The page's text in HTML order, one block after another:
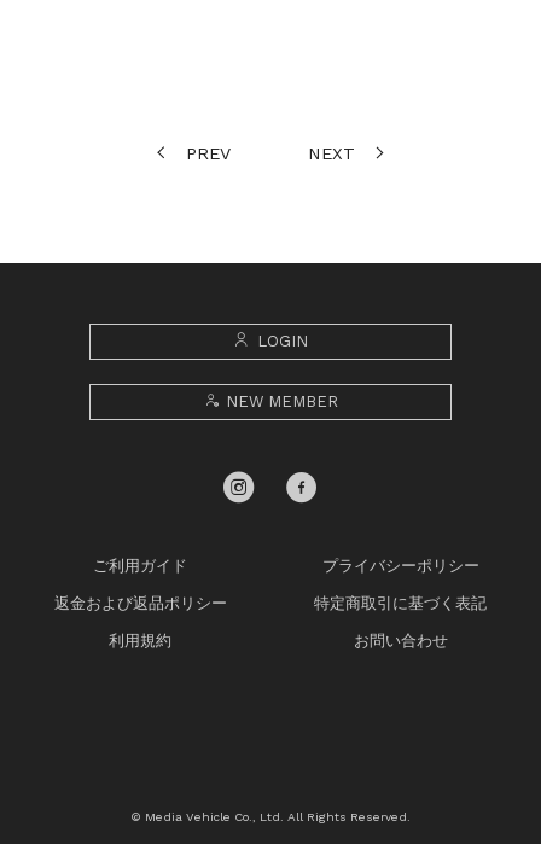
PREV NEXT
LOGIN
NEW MEMBER
ご利用ガイド プライバシーポリシー
返金および返品ポリシー 特定商取引に基づく表記
利用規約 お問い合わせ
© Media Vehicle Co., Ltd. All Rights Reserved.